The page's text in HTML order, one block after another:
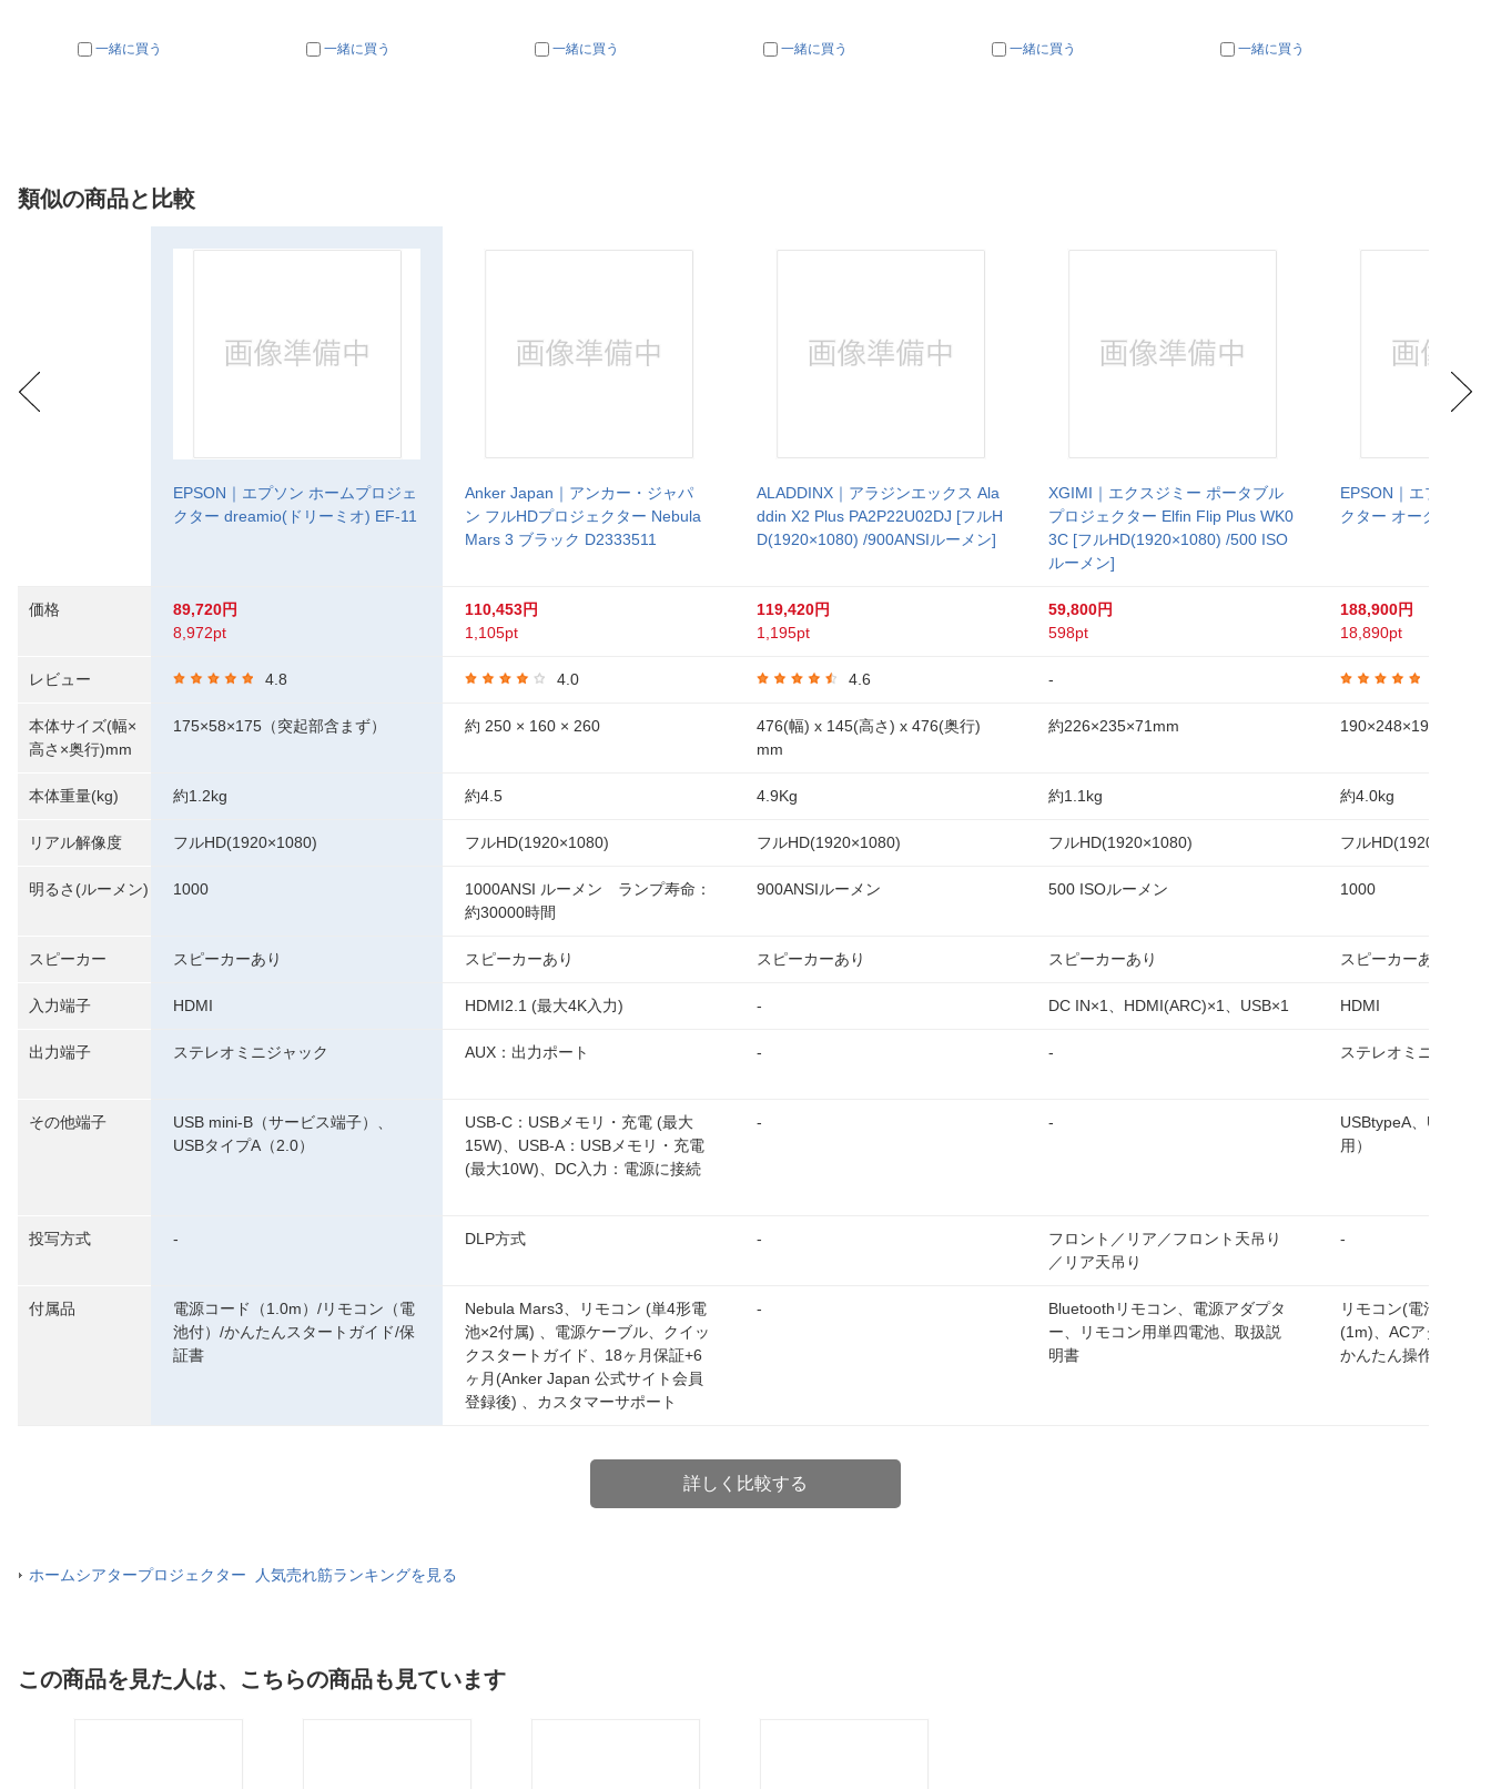
一緒に買う 一緒に買う 一緒に買う 一緒に買う 一緒に買う 一緒に買う
類似の商品と比較
価格
レビュー
本体サイズ(幅×
高さ×奥行)mm
本体重量(kg)
リアル解像度
明るさ(ルーメン)
スピーカー
入力端子
出力端子
その他端子
投写方式
付属品
EPSON｜エプソン ホームプロジェ
クター dreamio(ドリーミオ) EF-11
89,720円
8,972pt
4.8
175×58×175（突起部含まず）
約1.2kg
フルHD(1920×1080)
1000
スピーカーあり
HDMI
ステレオミニジャック
USB mini-B（サービス端子）、
USBタイプA（2.0）
-
電源コード（1.0m）/リモコン（電
池付）/かんたんスタートガイド/保
証書
Anker Japan｜アンカー・ジャパ
ン フルHDプロジェクター Nebula
Mars 3 ブラック D2333511
110,453円
1,105pt
4.0
約 250 × 160 × 260
約4.5
フルHD(1920×1080)
1000ANSI ルーメン ランプ寿命：
約30000時間
スピーカーあり
HDMI2.1 (最大4K入力)
AUX：出力ポート
USB-C：USBメモリ・充電 (最大
15W)、USB-A：USBメモリ・充電
(最大10W)、DC入力：電源に接続
DLP方式
Nebula Mars3、リモコン (単4形電
池×2付属) 、電源ケーブル、クイッ
クスタートガイド、18ヶ月保証+6
ヶ月(Anker Japan 公式サイト会員
登録後) 、カスタマーサポート
ALADDINX｜アラジンエックス Ala
ddin X2 Plus PA2P22U02DJ [フルH
D(1920×1080) /900ANSIルーメン]
119,420円
1,195pt
4.6
476(幅) x 145(高さ) x 476(奥行)
mm
4.9Kg
フルHD(1920×1080)
900ANSIルーメン
スピーカーあり
-
-
-
-
-
XGIMI｜エクスジミー ポータブル
プロジェクター Elfin Flip Plus WK0
3C [フルHD(1920×1080) /500 ISO
ルーメン]
59,800円
598pt
-
約226×235×71mm
約1.1kg
フルHD(1920×1080)
500 ISOルーメン
スピーカーあり
DC IN×1、HDMI(ARC)×1、USB×1
-
-
フロント／リア／フロント天吊り
／リア天吊り
Bluetoothリモコン、電源アダプタ
ー、リモコン用単四電池、取扱説
明書
EPSON｜エプソン
クター オーク EF-72
188,900円
18,890pt
190×248×190
約4.0kg
フルHD(1920×1080)
1000
スピーカーあり
HDMI
ステレオミニジャッ
USBtypeA、
用）
-
リモコン(電池付)、
(1m)、ACアダプタ
かんたん操作ガイド
詳しく比較する
ホームシアタープロジェクター 人気売れ筋ランキングを見る
この商品を見た人は、こちらの商品も見ています